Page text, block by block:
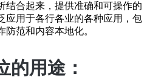
结合起来，提供准确和可操作的
应用于各行各业的各种应用，包
范和内容本地化。
的用途：